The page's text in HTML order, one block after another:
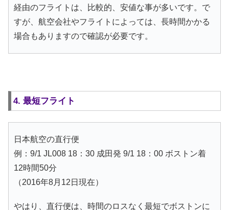
経由のフライトは、比較的、安値な事が多いです。で
すが、航空会社やフライトによっては、長時間かかる
場合もありますので確認が必要です。
4. 最短フライト
日本航空の直行便
例：9/1 JL008 18：30 成田発 9/1 18：00 ボストン着
12時間50分
（2016年8月12日現在）
やはり、直行便は、時間のロスなく最短でボストンに